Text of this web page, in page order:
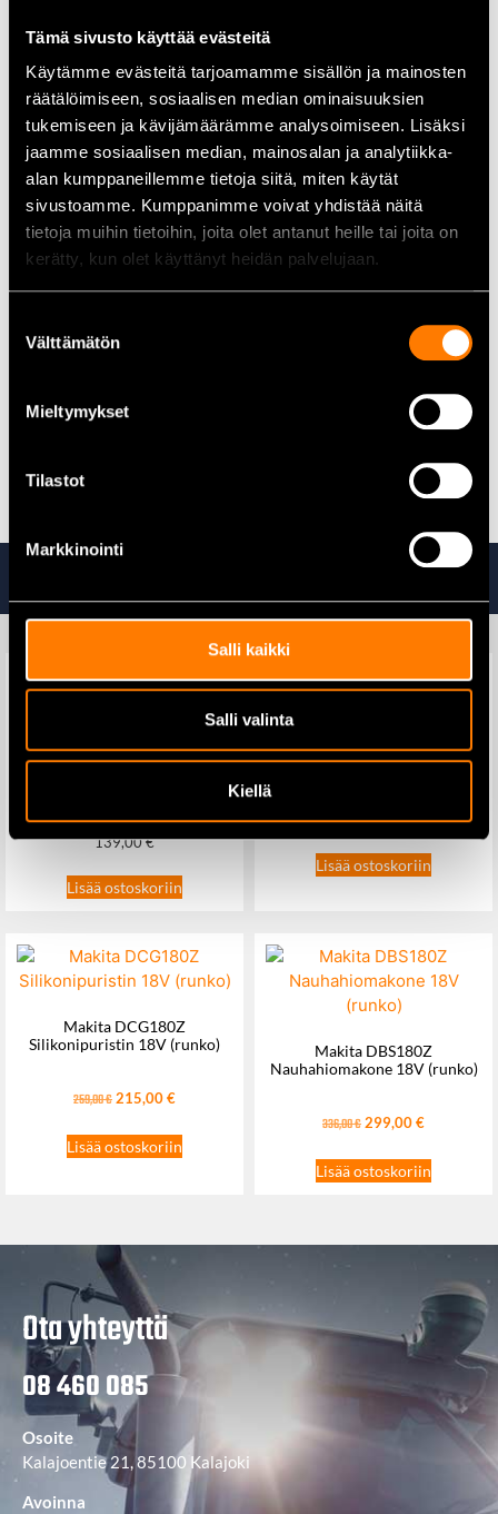
Tämä sivusto käyttää evästeitä
Käytämme evästeitä tarjoamamme sisällön ja mainosten
räätälöimiseen, sosiaalisen median ominaisuuksien
tukemiseen ja kävijämäärämme analysoimiseen. Lisäksi
jaamme sosiaalisen median, mainosalan ja analytiikka-
alan kumppaneillemme tietoja siitä, miten käytät
sivustoamme. Kumppanimme voivat yhdistää näitä
tietoja muihin tietoihin, joita olet antanut heille tai joita on
kerätty, kun olet käyttänyt heidän palvelujaan.
valinta
Välttämätön
Mieltymykset
Tilastot
Markkinointi
Salli kaikki
Salli valinta
Kiellä
Pituus:500 mm
Halkaisija:58 mm
Leveys: 63,5 mm
Paino:
2590 g
Käyttökohteet
Ammattilaiskäyttö:
Soveltuu erinomaisesti mekaanikoille
ja asentajille, jotka tarvitsevat tehokasta vääntövoimaa
työssään.
Teollisuus:Käytettävissä erilaisissa teollisuuden
sovelluksissa, joissa vaaditaan kestävää ja luotettavaa
räikkäväännintä.
korjaustöihin, joissa tarvitaan vankkoja työkaluja.
Futech digitaalinen vesivaaka
139,00€
Lisää ostoskoriin
Makita DDF484Z
Akkuporakone 18V runko
209,00€179,00€
Lisää ostoskoriin
Makita DCG180Z
Silikonipuristin 18V (runko)
259,00€215,00€
Lisää ostoskoriin
Makita DBS180Z
Nauhahiomakone 18V (runko)
336,00€299,00€
Lisää ostoskoriin
Ota yhteyttä
08 460 085
Osoite
Kalajoentie 21, 85100 Kalajoki
Avoinna